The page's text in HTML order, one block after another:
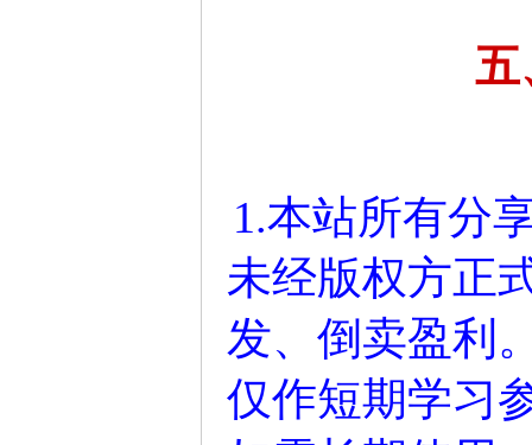
五
1.本站所有分
未经版权方正
发、倒卖盈利
仅作短期学习